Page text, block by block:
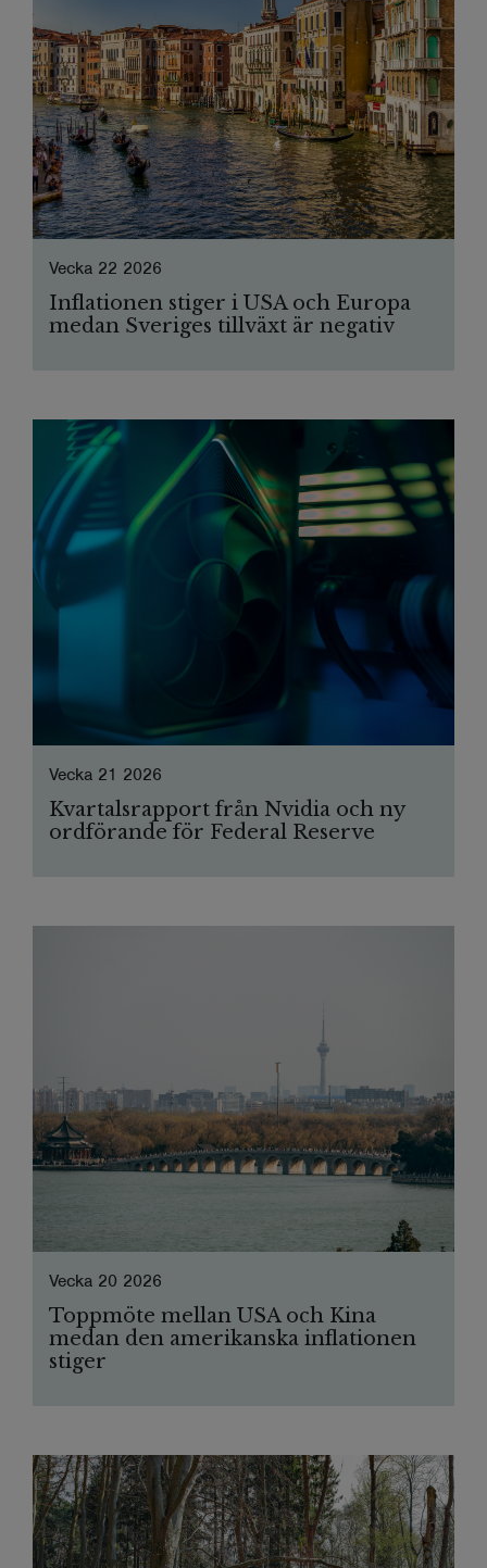
Vecka 22 2026
Inflationen stiger i USA och Europa
medan Sveriges tillväxt är negativ
Vecka 21 2026
Kvartalsrapport från Nvidia och ny
ordförande för Federal Reserve
Vecka 20 2026
Toppmöte mellan USA och Kina
medan den amerikanska inflationen
stiger